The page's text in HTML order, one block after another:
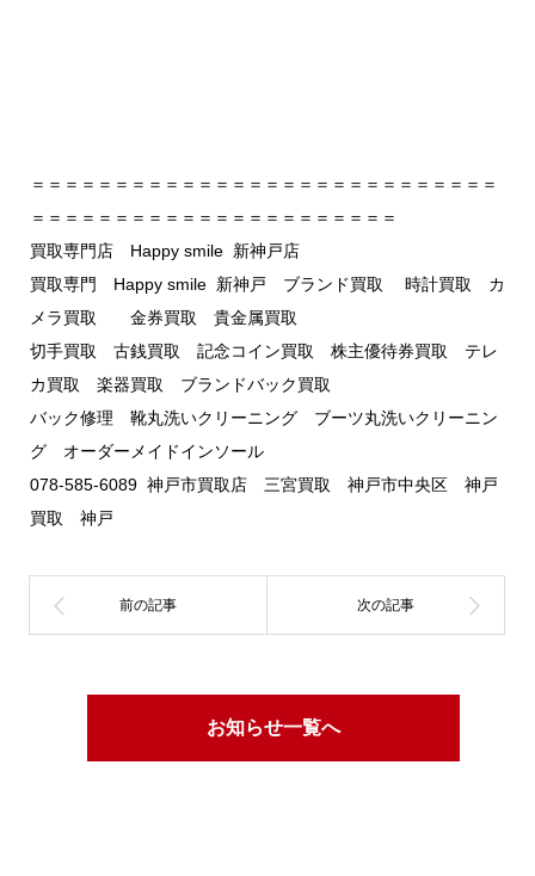
＝＝＝＝＝＝＝＝＝＝＝＝＝＝＝＝＝＝＝＝＝＝＝＝＝＝＝＝
＝＝＝＝＝＝＝＝＝＝＝＝＝＝＝＝＝＝＝＝＝＝
買取専門店 Happy smile 新神戸店
買取専門 Happy smile 新神戸 ブランド買取 時計買取 カ
メラ買取 金券買取 貴金属買取
切手買取 古銭買取 記念コイン買取 株主優待券買取 テレ
カ買取 楽器買取 ブランドバック買取
バック修理 靴丸洗いクリーニング ブーツ丸洗いクリーニン
グ オーダーメイドインソール
078-585-6089 神戸市買取店 三宮買取 神戸市中央区 神戸
買取 神戸
お知らせ一覧へ